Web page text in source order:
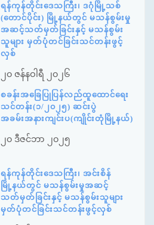
ရန်ကုန်တိုင်းဒေသကြီး၊ ဒဂုံမြို့သစ်
(တောင်ပိုင်း) မြို့နယ်တွင် မသန်စွမ်းမှု
အဆင့်သတ်မှတ်ခြင်းနှင့် မသန်စွမ်း
သူများ မှတ်ပုံတင်ခြင်းသင်တန်းဖွင့်
လှစ်
၂၀ ဇန်နဝါရီ ၂၀၂၆
စခန်းအခြေပြုပြန်လည်ထူထောင်ရေး
သင်တန်း(၁/၂၀၂၅) ဆင်းပွဲ
အခမ်းအနားကျင်းပ(ကျိုင်းတုံမြို့နယ်)
၂၀ ဒီဇင်ဘာ ၂၀၂၅
ရန်ကုန်တိုင်းဒေသကြီး၊ အင်းစိန်
မြို့နယ်တွင် မသန်စွမ်းမှုအဆင့်
သတ်မှတ်ခြင်းနှင့် မသန်စွမ်းသူများ
မှတ်ပုံတင်ခြင်းသင်တန်းဖွင့်လှစ်